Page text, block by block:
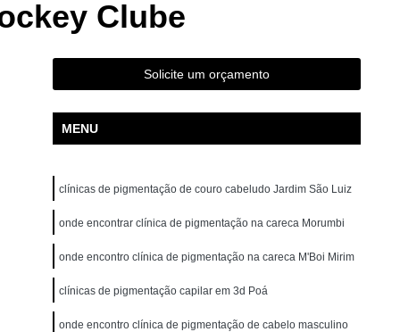
para Iniciantes Rio Grande da Serra
Curso de Pigmentação Capilar Ribeirão Pires
Capilar São Caetano do Sul
Micropigmentação Santo André
Capilar São Bernardo do Campo
Presencial Mauá
Micropigmentação Capilar 3d
Micropigmentação Capilar em 3d
Micropigmentação Capilar Entradas
Micropigmentação Capilar Masculina
Clube
Solicite um orçamento
MENU
clínicas de pigmentação de couro cabeludo Jardim São Luiz
onde encontrar clínica de pigmentação na careca Morumbi
onde encontro clínica de pigmentação na careca M'Boi Mirim
clínicas de pigmentação capilar em 3d Poá
onde encontro clínica de pigmentação de cabelo masculino